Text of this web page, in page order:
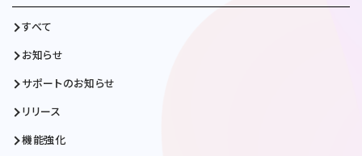
すべて
お知らせ
サポートのお知らせ
リリース
機能強化